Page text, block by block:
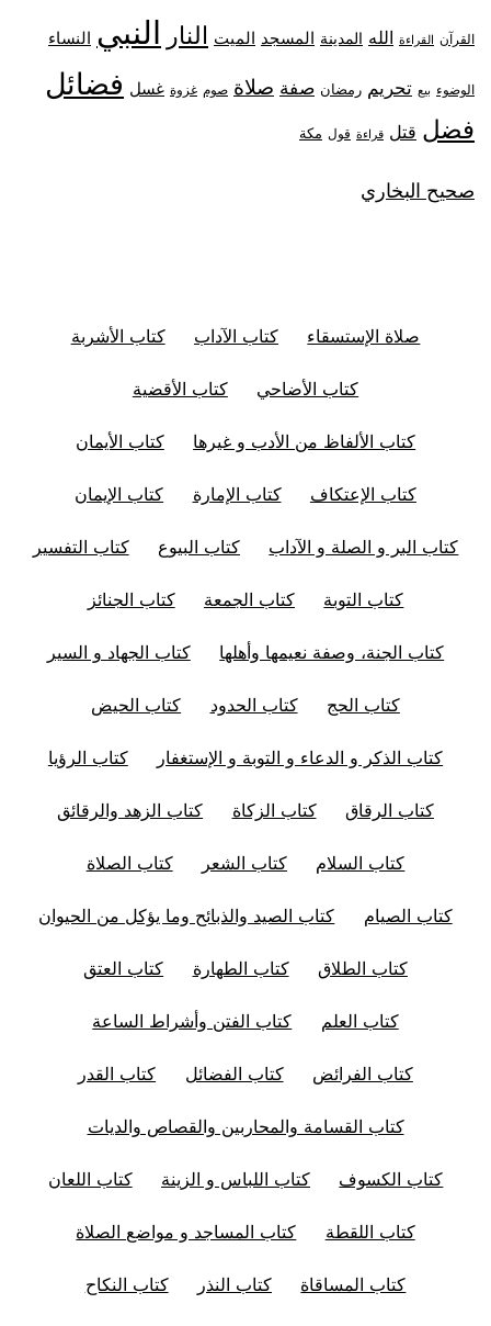
القرآن القراءة الله المدينة المسجد الميت النار النبي النساء
الوضوء بيع تحريم رمضان صفة صلاة صوم غزوة غسل فضائل
فضل قتل قراءة قول مكة
صحيح البخاري
صلاة الإستسقاء كتاب الآداب كتاب الأشربة
كتاب الأضاحي كتاب الأقضية
كتاب الألفاظ من الأدب و غيرها كتاب الأيمان
كتاب الإعتكاف كتاب الإمارة كتاب الإيمان
كتاب البر و الصلة و الآداب كتاب البيوع كتاب التفسير
كتاب التوبة كتاب الجمعة كتاب الجنائز
كتاب الجنة، وصفة نعيمها وأهلها كتاب الجهاد و السير
كتاب الحج كتاب الحدود كتاب الحيض
كتاب الذكر و الدعاء و التوبة و الإستغفار كتاب الرؤيا
كتاب الرقاق كتاب الزكاة كتاب الزهد والرقائق
كتاب السلام كتاب الشعر كتاب الصلاة
كتاب الصيام كتاب الصيد والذبائح وما يؤكل من الحيوان
كتاب الطلاق كتاب الطهارة كتاب العتق
كتاب العلم كتاب الفتن وأشراط الساعة
كتاب الفرائض كتاب الفضائل كتاب القدر
كتاب القسامة والمحاربين والقصاص والديات
كتاب الكسوف كتاب اللباس و الزينة كتاب اللعان
كتاب اللقطة كتاب المساجد و مواضع الصلاة
كتاب المساقاة كتاب النذر كتاب النكاح